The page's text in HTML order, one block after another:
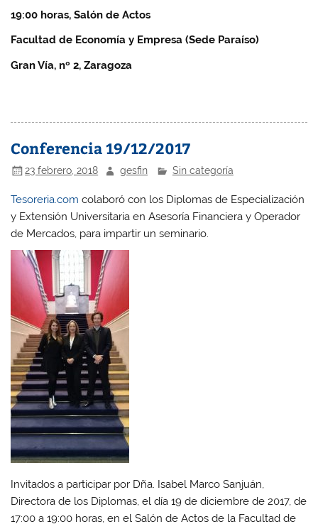
19:00 horas, Salón de Actos
Facultad de Economía y Empresa (Sede Paraíso)
Gran Vía, nº 2, Zaragoza
Conferencia 19/12/2017
23 febrero, 2018 gesfin Sin categoría
Tesoreria.com colaboró con los Diplomas de Especialización
y Extensión Universitaria en Asesoría Financiera y Operador
de Mercados, para impartir un seminario.
Invitados a participar por Dña. Isabel Marco Sanjuán,
Directora de los Diplomas, el día 19 de diciembre de 2017, de
17:00 a 19:00 horas, en el Salón de Actos de la Facultad de